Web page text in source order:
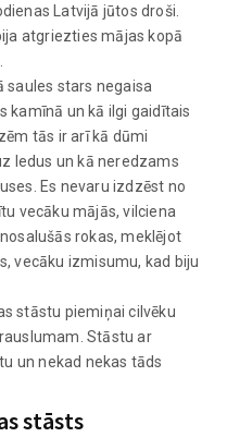
Latvijā jūtos droši.
atgriezties mājas kopā
saules stars negaisa
kamīnā un kā ilgi gaidītais
tās ir arī kā dūmi
ledus un kā neredzams
Es nevaru izdzēst no
vecāku mājās, vilciena
rokas, meklējot
vecāku izmisumu, kad biju
stāstu piemiņai cilvēku
Stāstu ar
un nekad nekas tāds
stāsts